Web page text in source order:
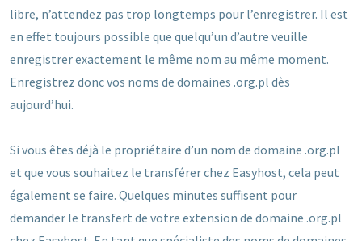
libre, n’attendez pas trop longtemps pour l’enregistrer. Il est
en effet toujours possible que quelqu’un d’autre veuille
enregistrer exactement le même nom au même moment.
Enregistrez donc vos noms de domaines .org.pl dès
aujourd’hui.
Si vous êtes déjà le propriétaire d’un nom de domaine .org.pl
et que vous souhaitez le transférer chez Easyhost, cela peut
également se faire. Quelques minutes suffisent pour
demander le transfert de votre extension de domaine .org.pl